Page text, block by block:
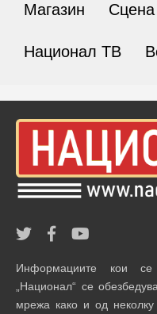
Магазин Сцена
Национал ТВ
Информациите кои
„Национал“ се
мрежа како и од